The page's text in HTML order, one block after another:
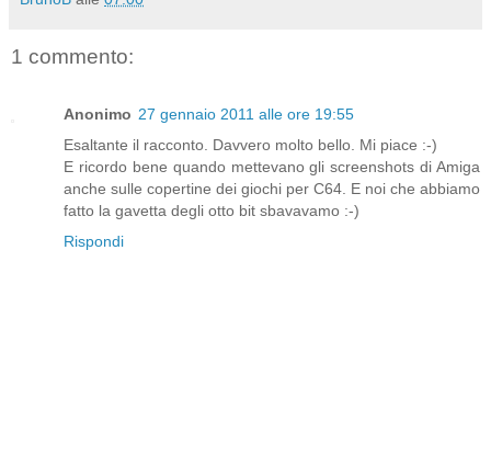
1 commento:
Anonimo 27 gennaio 2011 alle ore 19:55
Esaltante il racconto. Davvero molto bello. Mi piace :-)
E ricordo bene quando mettevano gli screenshots di Amiga
anche sulle copertine dei giochi per C64. E noi che abbiamo
fatto la gavetta degli otto bit sbavavamo :-)
Rispondi